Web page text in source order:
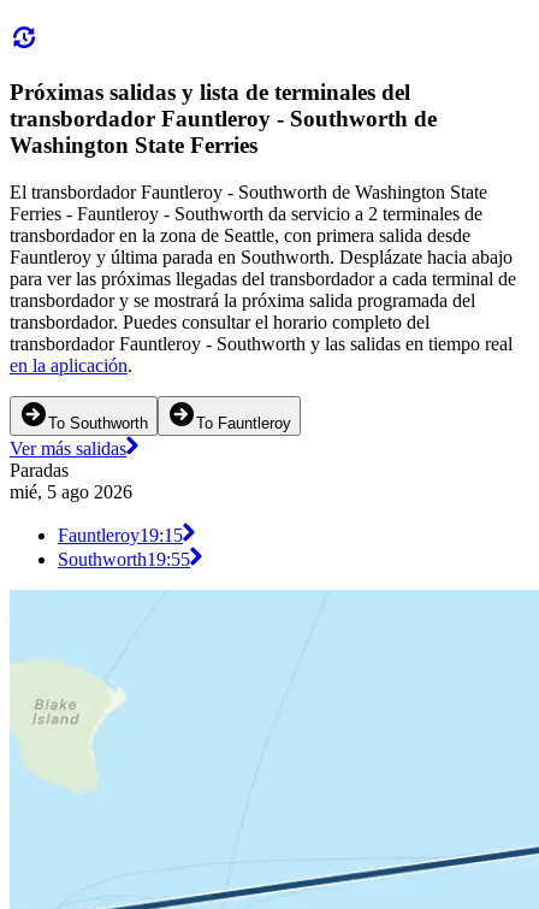
Próximas salidas y lista de terminales del
transbordador Fauntleroy - Southworth de
Washington State Ferries
El transbordador Fauntleroy - Southworth de Washington State
Ferries - Fauntleroy - Southworth da servicio a 2 terminales de
transbordador en la zona de Seattle, con primera salida desde
Fauntleroy y última parada en Southworth. Desplázate hacia abajo
para ver las próximas llegadas del transbordador a cada terminal de
transbordador y se mostrará la próxima salida programada del
transbordador. Puedes consultar el horario completo del
transbordador Fauntleroy - Southworth y las salidas en tiempo real
en la aplicación.
To Southworth To Fauntleroy
Ver más salidas
Paradas
mié, 5 ago 2026
Fauntleroy19:15
Southworth19:55